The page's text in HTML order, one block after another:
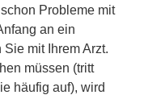
Probleme mit
an ein
mit Ihrem Arzt.
müssen (tritt
häufig auf), wird